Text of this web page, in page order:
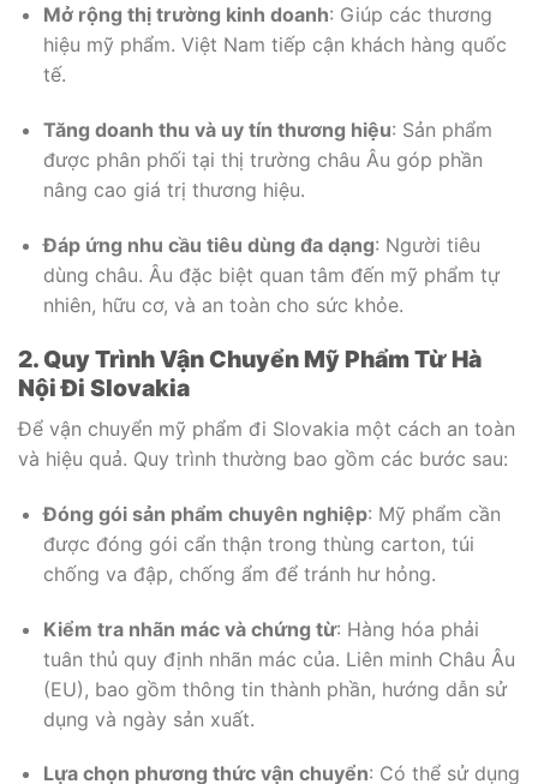
Mở rộng thị trường kinh doanh: Giúp các thương
hiệu mỹ phẩm. Việt Nam tiếp cận khách hàng quốc
tế.
Tăng doanh thu và uy tín thương hiệu: Sản phẩm
được phân phối tại thị trường châu Âu góp phần
nâng cao giá trị thương hiệu.
Đáp ứng nhu cầu tiêu dùng đa dạng: Người tiêu
dùng châu. Âu đặc biệt quan tâm đến mỹ phẩm tự
nhiên, hữu cơ, và an toàn cho sức khỏe.
2. Quy Trình Vận Chuyển Mỹ Phẩm Từ Hà
Nội Đi Slovakia
Để vận chuyển mỹ phẩm đi Slovakia một cách an toàn
và hiệu quả. Quy trình thường bao gồm các bước sau:
Đóng gói sản phẩm chuyên nghiệp: Mỹ phẩm cần
được đóng gói cẩn thận trong thùng carton, túi
chống va đập, chống ẩm để tránh hư hỏng.
Kiểm tra nhãn mác và chứng từ: Hàng hóa phải
tuân thủ quy định nhãn mác của. Liên minh Châu Âu
(EU), bao gồm thông tin thành phần, hướng dẫn sử
dụng và ngày sản xuất.
Lựa chọn phương thức vận chuyển: Có thể sử dụng